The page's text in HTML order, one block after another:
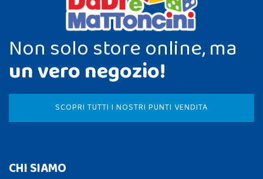
Non solo store online, ma
un vero negozio!
SCOPRI TUTTI I NOSTRI PUNTI VENDITA
CHI SIAMO